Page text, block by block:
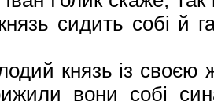
сидить собі й
князь із своєю
вони собі